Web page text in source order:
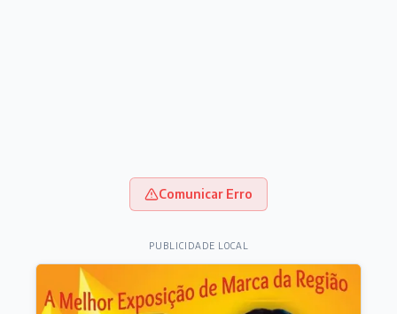
Comunicar Erro
PUBLICIDADE LOCAL